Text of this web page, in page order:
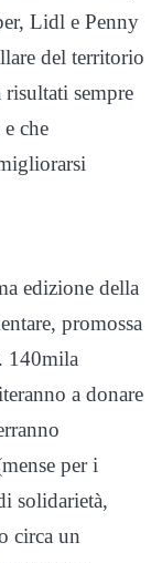
Lidl e Penny
del territorio
risultati sempre
che
edizione della
promossa
140mila
a donare
per i
solidarietà,
circa un